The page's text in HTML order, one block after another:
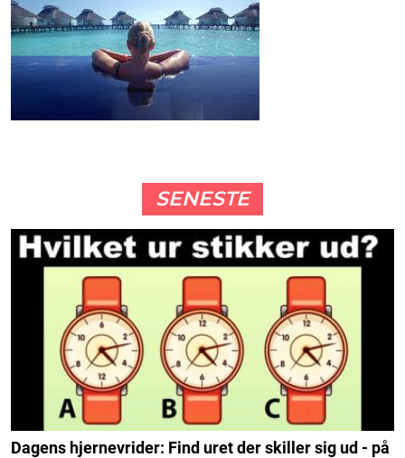
SENESTE
Dagens hjernevrider: Find uret der skiller sig ud - på